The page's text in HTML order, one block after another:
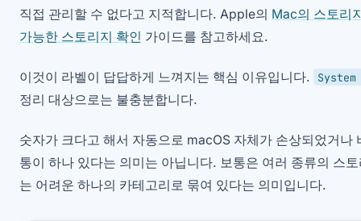
직접 관리할 수 없다고 지적합니다. Apple의 Mac의 스토리
가능한 스토리지 확인 가이드를 참고하세요.
이것이 라벨이 답답하게 느껴지는 핵심 이유입니다.
정리 대상으로는 불충분합니다.
숫자가 크다고 해서 자동으로 macOS 자체가 손상되었거나
통이 하나 있다는 의미는 아닙니다. 보통은 여러 종류의 스
는 어려운 하나의 카테고리로 묶여 있다는 의미입니다.